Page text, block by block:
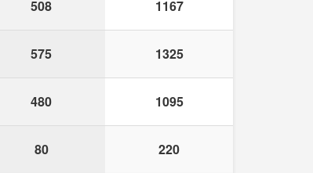
508 1167
575 1325
480 1095
80 220